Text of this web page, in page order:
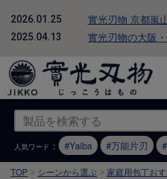
2026.01.25 實光刃物 京都嵐
2025.04.13 實光刃物の大阪
人気ワード ： Yaiba 万能片刃
TOP シーンから選ぶ 家庭用包丁お